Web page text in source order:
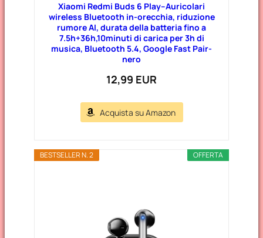
Xiaomi Redmi Buds 6 Play–Auricolari
wireless Bluetooth in-orecchia, riduzione
rumore AI, durata della batteria fino a
7.5h+36h,10minuti di carica per 3h di
musica, Bluetooth 5.4, Google Fast Pair-
nero
12,99 EUR
Acquista su Amazon
OFFERTA
BESTSELLER N. 2